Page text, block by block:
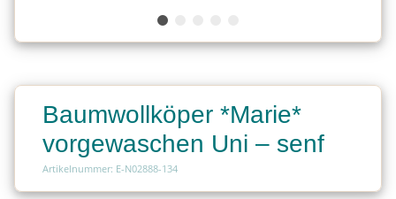
Baumwollköper *Marie*
vorgewaschen Uni – senf
Artikelnummer: E-N02888-134